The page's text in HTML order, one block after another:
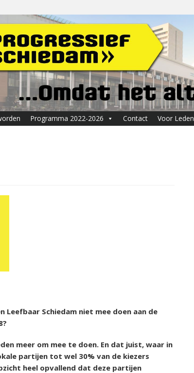
Programma 2022-2026 Contact Voor Leden
Leefbaar Schiedam niet mee doen aan de
meer om mee te doen. En dat juist, waar in
partijen tot wel 30% van de kiezers
heel opvallend dat deze partijen